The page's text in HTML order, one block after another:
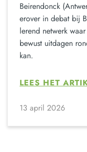
Beirendonck
erover in debat bij
lerend netwerk
bewust uitdagen
kan.
LEES HET
13 april 2026